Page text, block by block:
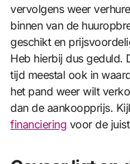
vervolgens weer
binnen van de
geschikt en
Heb hierbij dus geduld.
tijd meestal ook in
het pand weer wilt
dan de aankoopprijs.
financiering voor de